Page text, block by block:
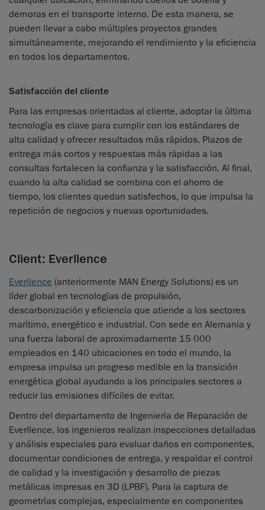
demoras en el transporte interno. De esta manera, se
pueden llevar a cabo múltiples proyectos grandes
simultáneamente, mejorando el rendimiento y la eficiencia
en todos los departamentos.
Satisfacción del cliente
Para las empresas orientadas al cliente, adoptar la última
tecnología es clave para cumplir con los estándares de
alta calidad y ofrecer resultados más rápidos. Plazos de
entrega más cortos y respuestas más rápidas a las
consultas fortalecen la confianza y la satisfacción. Al final,
cuando la alta calidad se combina con el ahorro de
tiempo, los clientes quedan satisfechos, lo que impulsa la
repetición de negocios y nuevas oportunidades.
Client: Everllence
Everllence (anteriormente MAN Energy Solutions) es un
líder global en tecnologías de propulsión,
descarbonización y eficiencia que atiende a los sectores
marítimo, energético e industrial. Con sede en Alemania y
una fuerza laboral de aproximadamente 15 000
empleados en 140 ubicaciones en todo el mundo, la
empresa impulsa un progreso medible en la transición
energética global ayudando a los principales sectores a
reducir las emisiones difíciles de evitar.
Dentro del departamento de Ingeniería de Reparación de
Everllence, los ingenieros realizan inspecciones detalladas
y análisis especiales para evaluar daños en componentes,
documentar condiciones de entrega, y respaldar el control
de calidad y la investigación y desarrollo de piezas
metálicas impresas en 3D (LPBF). Para la captura de
geometrías complejas, especialmente en componentes